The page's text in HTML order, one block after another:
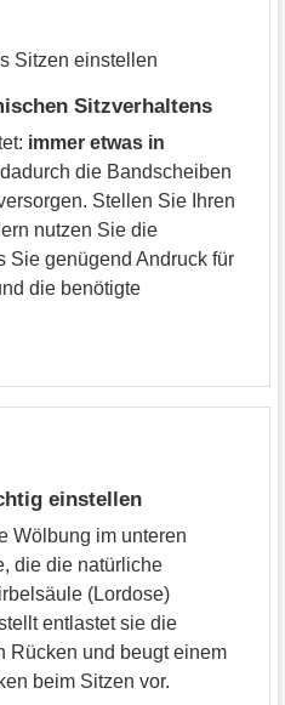
Sitzverhaltens
immer etwas in
die Bandscheiben
Stellen Sie Ihren
nutzen Sie die
Sie genügend Andruck für
die benötigte
einstellen
Wölbung im unteren
die die natürliche
(Lordose)
entlastet sie die
Rücken und beugt einem
beim Sitzen vor.